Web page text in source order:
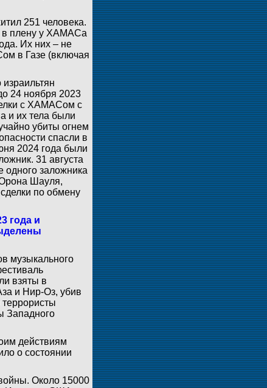
251 человека.
в плену у ХАМАСа
Их них – не
в Газе (включая
24 ноября 2023
с ХАМАСом с
и их тела были
убиты огнем
спасли в
2024 года были
31 августа
одного заложника
Шауля,
по обмену
года и
музыкального
взяты в
и Нир-Оз, убив
Западного
действиям
о состоянии
Около 15000